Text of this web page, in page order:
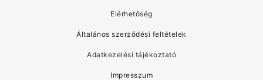
Elérhetőség
Általános szerződési feltételek
Adatkezelési tájékoztató
Impresszum